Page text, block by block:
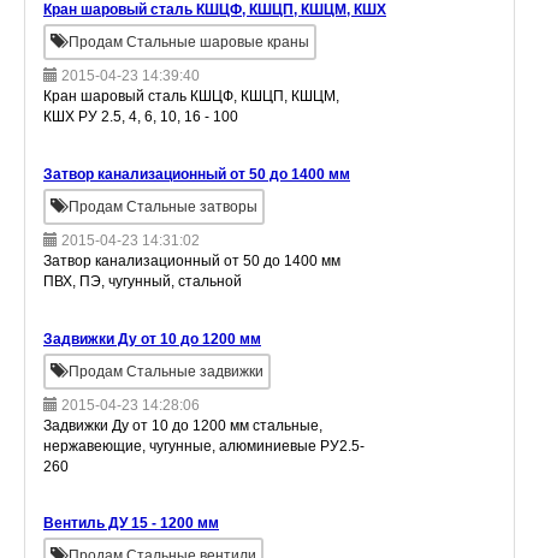
Кран шаровый сталь КШЦФ, КШЦП, КШЦМ, КШХ
Продам Стальные шаровые краны
2015-04-23 14:39:40
Кран шаровый сталь КШЦФ, КШЦП, КШЦМ,
КШХ РУ 2.5, 4, 6, 10, 16 - 100
Затвор канализационный от 50 до 1400 мм
Продам Стальные затворы
2015-04-23 14:31:02
Затвор канализационный от 50 до 1400 мм
ПВХ, ПЭ, чугунный, стальной
Задвижки Ду от 10 до 1200 мм
Продам Стальные задвижки
2015-04-23 14:28:06
Задвижки Ду от 10 до 1200 мм стальные,
нержавеющие, чугунные, алюминиевые РУ2.5-
260
Вентиль ДУ 15 - 1200 мм